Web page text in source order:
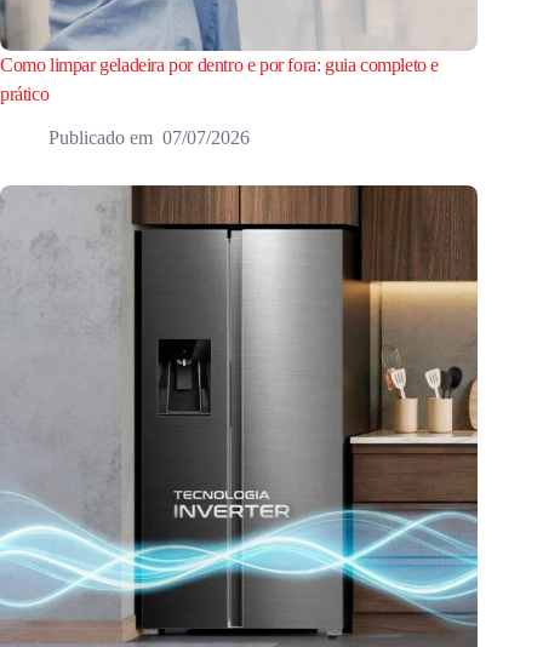
Como limpar geladeira por dentro e por fora: guia completo e
prático
07/07/2026